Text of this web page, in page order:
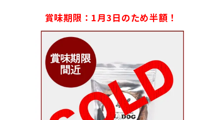
賞味期限：1月3日のため半額！